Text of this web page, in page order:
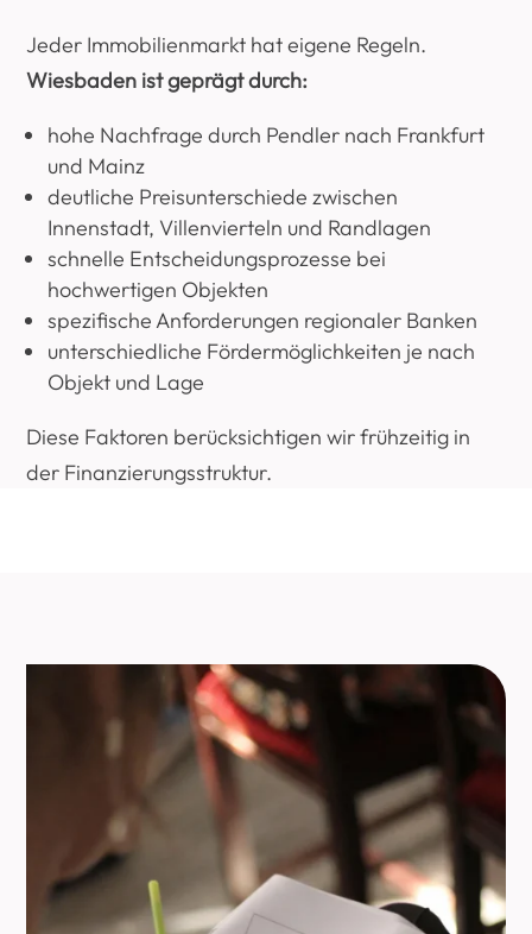
Jeder Immobilienmarkt hat eigene Regeln.
Wiesbaden ist geprägt durch:
hohe Nachfrage durch Pendler nach Frankfurt
und Mainz
deutliche Preisunterschiede zwischen
Innenstadt, Villenvierteln und Randlagen
schnelle Entscheidungsprozesse bei
hochwertigen Objekten
spezifische Anforderungen regionaler Banken
unterschiedliche Fördermöglichkeiten je nach
Objekt und Lage
Diese Faktoren berücksichtigen wir frühzeitig in
der Finanzierungsstruktur.